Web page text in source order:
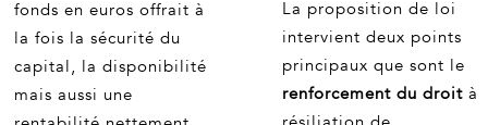
fonds en euros offrait à
la fois la sécurité du
capital, la disponibilité
mais aussi une
La proposition de loi
intervient deux points
principaux que sont le
renforcement du droit à